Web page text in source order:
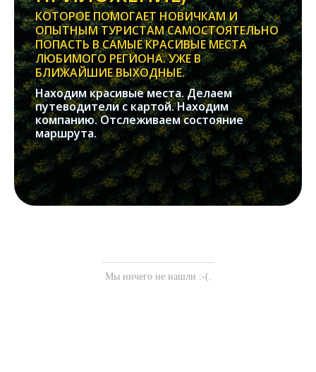
КОТОРОЕ ПОМОГАЕТ НОВИЧКАМ И
ОПЫТНЫМ ТУРИСТАМ САМОСТОЯТЕЛЬНО
ПОПАСТЬ В САМЫЕ КРАСИВЫЕ МЕСТА
ЛЮБИМОГО РЕГИОНА. УЖЕ В
БЛИЖАЙШИЕ ВЫХОДНЫЕ.
Находим красивые места. Делаем
путеводители с картой. Находим
компанию. Отслеживаем состояние
маршрута.
Мы ничего не нашли :-(.